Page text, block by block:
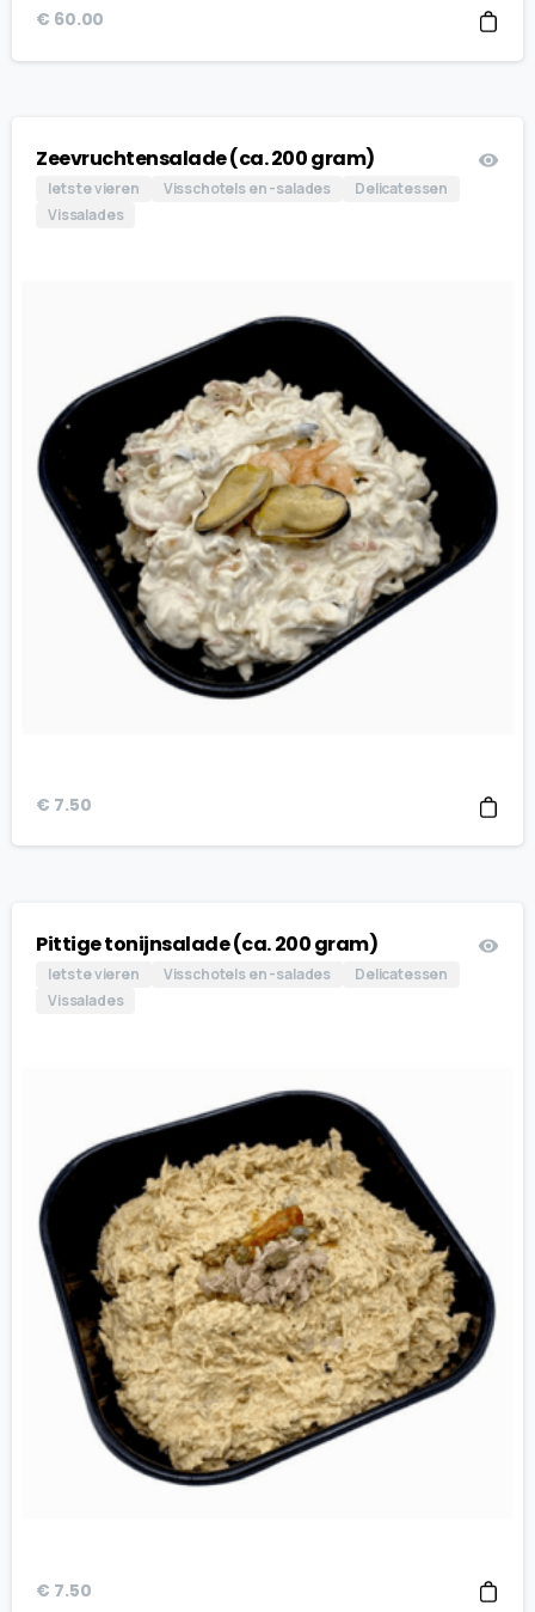
€ 60.00
Zeevruchtensalade (ca. 200 gram)
Iets te vieren Visschotels en -salades
Delicatessen
Vissalades
€ 7.50
Pittige tonijnsalade (ca. 200 gram)
Iets te vieren Visschotels en -salades
Delicatessen
Vissalades
€ 7.50